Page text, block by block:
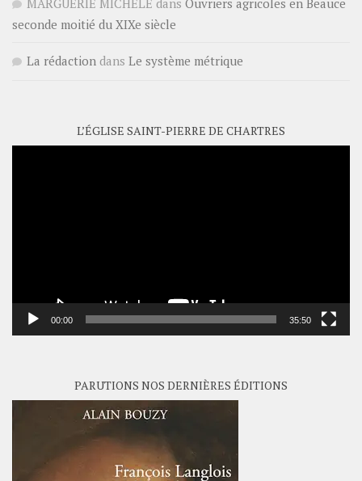
MARGUERIE MICHELE dans Ouvriers agricoles en Beauce
seconde moitié du XIXe siècle
La rédaction dans Le système métrique
L’ÉGLISE SAINT-PIERRE DE CHARTRES
00:00 35:50
PARUTIONS NOS DERNIÈRES ÉDITIONS